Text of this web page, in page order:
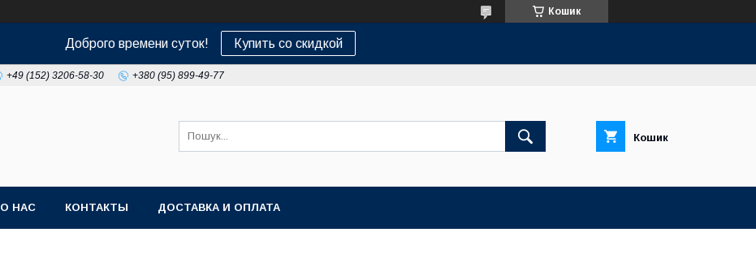
Кошик
Доброго времени суток! Купить со скидкой
+49 (152) 3206-58-30 +380 (95) 899-49-77
Кошик
О НАС КОНТАКТЫ ДОСТАВКА И ОПЛАТА